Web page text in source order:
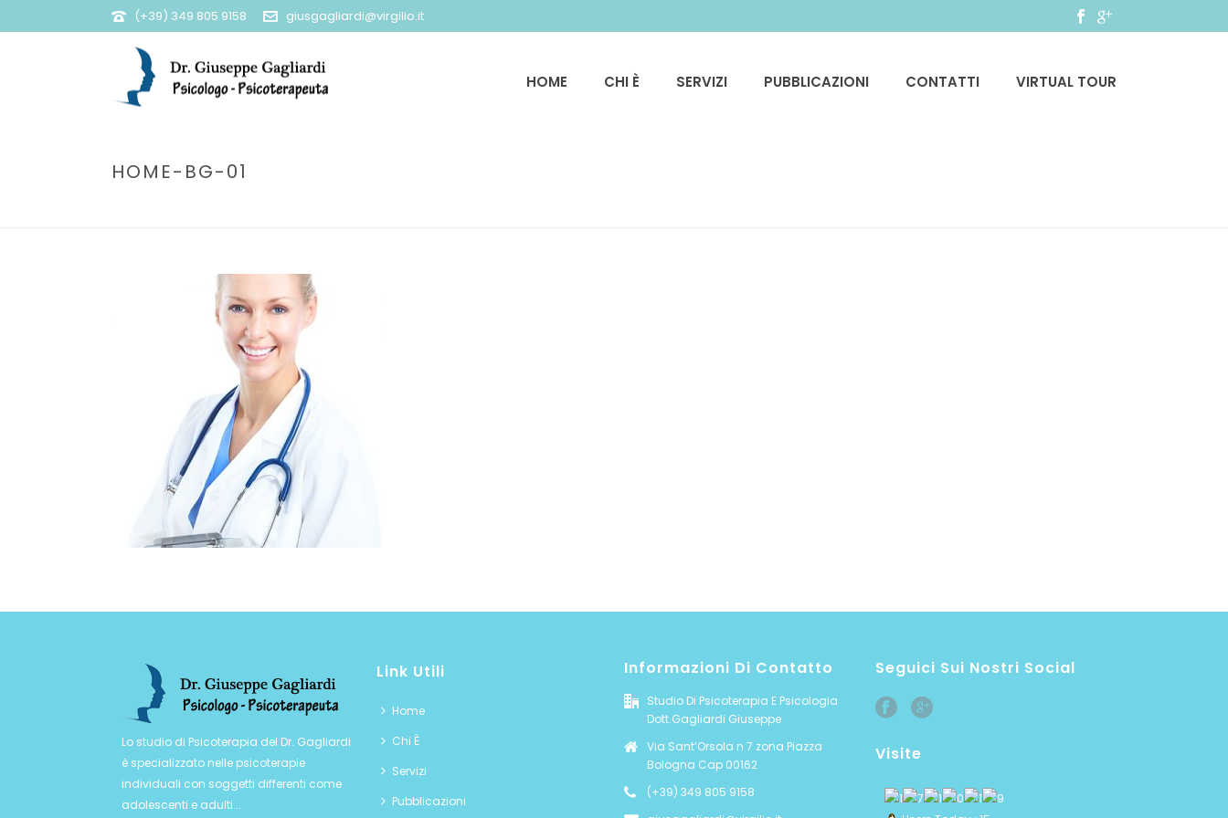
(+39) 349 805 9158 giusgagliardi@virgilio.it
HOME CHI È SERVIZI PUBBLICAZIONI CONTATTI VIRTUAL TOUR
HOME-BG-01
Lo studio di Psicoterapia del Dr. Gagliardi
è specializzato nelle psicoterapie
individuali con soggetti differenti come
adolescenti e adulti...
Link Utili
Home
Chi È
Servizi
Pubblicazioni
Informazioni Di Contatto
Studio Di Psicoterapia E Psicologia
Dott.Gagliardi Giuseppe
Via Sant’Orsola n 7 zona Piazza
Bologna Cap 00162
(+39) 349 805 9158
Seguici Sui Nostri Social
Visite